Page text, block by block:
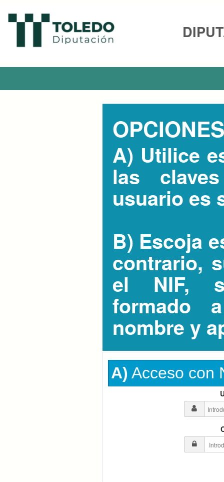
A) Utilice
las
usuario es
B) Escoja
contrario,
el NIF,
formado
nombre y
A) Acceso con